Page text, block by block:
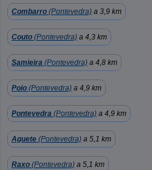
Combarro (Pontevedra) a 3,9 km
Couto (Pontevedra) a 4,3 km
Samieira (Pontevedra) a 4,8 km
Poio (Pontevedra) a 4,9 km
Pontevedra (Pontevedra) a 4,9 km
Aguete (Pontevedra) a 5,1 km
Raxo (Pontevedra) a 5,1 km